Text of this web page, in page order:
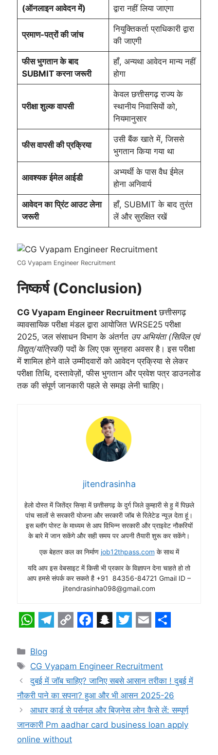
(ऑनलाइन आवेदन में)
द्वारा नहीं लिया जाएगा
प्रमाण-पत्रों की जांच
नियुक्तिकर्ता प्राधिकारी द्वारा
की जाएगी
फीस भुगतान के बाद
SUBMIT करना जरूरी
हाँ, अन्यथा आवेदन मान्य नहीं
होगा
परीक्षा शुल्क वापसी
केवल छत्तीसगढ़ राज्य के
स्थानीय निवासियों को,
नियमानुसार
फीस वापसी की प्रक्रिया
उसी बैंक खाते में, जिससे
भुगतान किया गया था
आवश्यक ईमेल आईडी
अभ्यर्थी के पास वैध ईमेल
होना अनिवार्य
आवेदन का प्रिंट आउट लेना
जरूरी
हाँ, SUBMIT के बाद तुरंत
लें और सुरक्षित रखें
CG Vyapam Engineer Recruitment
निष्कर्ष (Conclusion)
CG Vyapam Engineer Recruitmentछत्तीसगढ़
व्यावसायिक परीक्षा मंडल द्वारा आयोजित WRSE25 परीक्षा
2025, जल संसाधन विभाग के अंतर्गत उप अभियंता (सिविल एवं
विद्युत/यांत्रिकी) पदों के लिए एक सुनहरा अवसर है। इस परीक्षा
में शामिल होने वाले उम्मीदवारों को आवेदन प्रक्रिया से लेकर
परीक्षा तिथि, दस्तावेज़ों, फीस भुगतान और प्रवेश पत्र डाउनलोड
तक की संपूर्ण जानकारी पहले से समझ लेनी चाहिए।
jitendrasinha
हेलो दोस्त में जितेंद्र सिन्हा में छत्तीसगढ़ के दुर्ग जिले कुम्हारी से हु में पिछले
पांच सालों से सरकारी योजना और सरकारी जॉब से रिलेटेड न्यूज़ देता हूं।
इस ब्लॉग पोस्ट के माध्यम से आप विभिन्न सरकारी और प्राइवेट नौकरियों
के बारे में जान सकेंगे और सही समय पर अपनी तैयारी शुरू कर सकेंगे।
एक बेहतर कल का निर्माण job12thpass.com के साथ में
यदि आप इस वेबसाइट में किसी भी प्रकार के विज्ञापन देना चाहते हो तो
आप हमसे संपर्क कर सकते है +91 84356-84721 Gmail ID –
jitendrasinha098@gmail.com
h
a
t
s
A
p
p
e
l
e
g
r
a
m
p
y
L
i
n
k
c
e
b
o
o
a
p
c
h
a
i
t
t
e
r
a
i
l
a
r
e
Categories
Blog
Tags
CG Vyapam Engineer Recruitment
दुबई में जॉब चाहिए? जानिए सबसे आसान तरीका ! दुबई में
नौकरी पाने का सपना? हुआ और भी आसन 2025-26
आधार कार्ड से पर्सनल और बिज़नेस लोन कैसे लें: सम्पूर्ण
जानकारी Pm aadhar card business loan apply
online without